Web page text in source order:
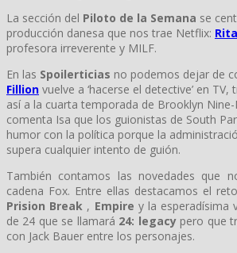
La sección del Piloto de la Semana se
producción danesa que nos trae Netflix: Rita
profesora irreverente y MILF.
En las Spoilerticias no podemos dejar de
Fillion vuelve a ‘hacerse el detective’ en TV,
así a la cuarta temporada de Brooklyn
comenta Isa que los guionistas de South
humor con la política porque la
supera cualquier intento de guión.
También contamos las novedades que
cadena Fox. Entre ellas destacamos el
Prision Break , Empire y la esperadísima
de 24 que se llamará 24: legacy pero que
con Jack Bauer entre los personajes.